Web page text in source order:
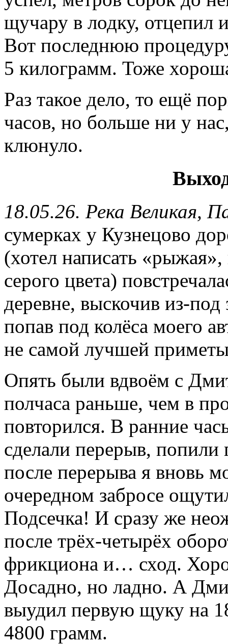
щучару в лодку, отцепил
Вот последнюю
5 килограмм. Тоже
Раз такое дело, то ещё
часов, но больше ни у
клюнуло.
18.05.26. Река Великая,
сумерках у Кузнецово
(хотел написать
серого цвета)
деревне, выскочив из-под
попав под колёса моего
не самой лучшей
Опять были вдвоём с
полчаса раньше, чем в
повторился. В ранние
сделали перерыв, попили
после перерыва я вновь
очередном забросе
Подсечка! И сразу же
после трёх-четырёх
фрикциона и… сход.
Досадно, но ладно. А
выудил первую щуку на
4800 грамм.